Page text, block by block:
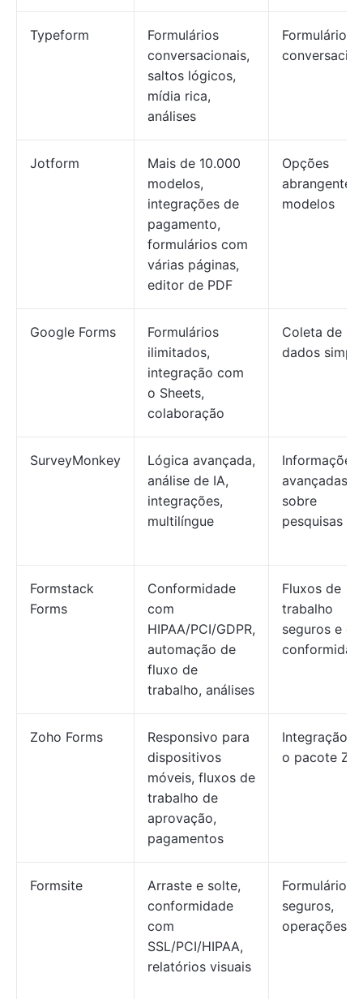
Typeform
Formulários
conversacionais,
saltos lógicos,
mídia rica,
análises
Formulários
Jotform
Mais de 10.000
modelos,
integrações de
pagamento,
formulários com
várias páginas,
editor de PDF
Opções
abrangentes
modelos
Google Forms
Formulários
ilimitados,
integração com
o Sheets,
colaboração
Coleta de
dados
SurveyMonkey
Lógica avançada,
análise de IA,
integrações,
multilíngue
Informações
avançadas
sobre
pesquisas
Formstack
Forms
Conformidade
com
HIPAA/PCI/GDPR,
automação de
fluxo de
trabalho, análises
Fluxos de
trabalho
seguros e
Zoho Forms
Responsivo para
dispositivos
móveis, fluxos de
trabalho de
aprovação,
pagamentos
Integração
o pacote
Formsite
Arraste e solte,
conformidade
com
SSL/PCI/HIPAA,
relatórios visuais
Formulários
seguros,
operações